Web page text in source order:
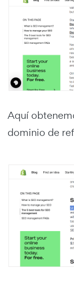
Aquí
dominio de